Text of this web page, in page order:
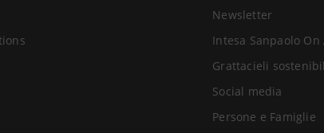
Newsletter
Intesa Sanpaolo On
Grattacieli
Social media
Persone e Famiglie